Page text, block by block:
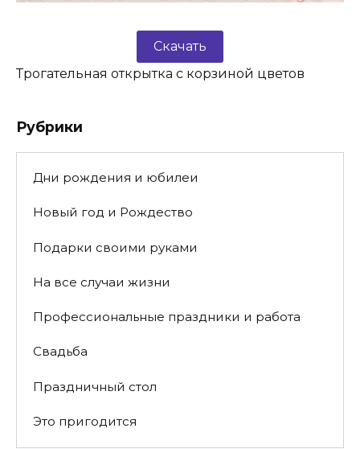
Скачать
Трогательная открытка с корзиной цветов
Рубрики
Дни рождения и юбилеи
Новый год и Рождество
Подарки своими руками
На все случаи жизни
Профессиональные праздники и работа
Свадьба
Праздничный стол
Это пригодится